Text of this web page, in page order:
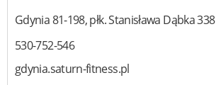
Gdynia81-198,płk. Stanisława Dąbka 338
530-752-546
gdynia.saturn-fitness.pl